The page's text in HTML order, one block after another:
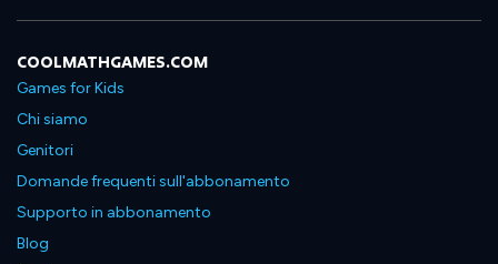
COOLMATHGAMES.COM
Games for Kids
Chi siamo
Genitori
Domande frequenti sull'abbonamento
Supporto in abbonamento
Blog